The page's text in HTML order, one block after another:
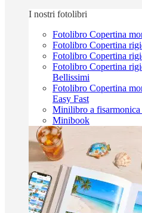
I nostri fotolibri
Fotolibro Copertina
Fotolibro Copertina
Fotolibro Copertina
Fotolibro Copertina
Bellissimi
Fotolibro Copertina
Easy Fast
Minilibro a
Minibook